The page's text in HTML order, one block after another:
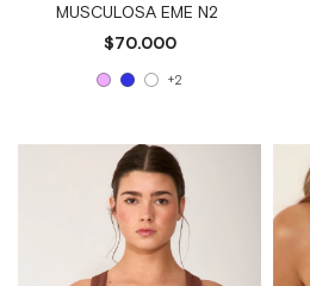
MUSCULOSA EME N2
$70.000
+2